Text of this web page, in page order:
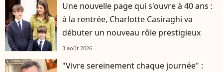
Une nouvelle page qui s'ouvre à 40 ans :
à la rentrée, Charlotte Casiraghi va
débuter un nouveau rôle prestigieux
3 août 2026
"Vivre sereinement chaque journée" :